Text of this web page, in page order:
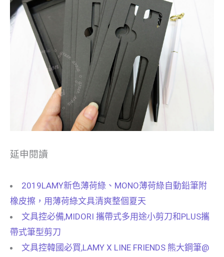
延申閱讀
2019LAMY新色薄荷綠、MONO薄荷綠自動鉛筆附
橡皮擦，用薄荷綠文具清爽整個夏天
文具控必備,MIDORI 攜帶式多用途小剪刀和PLUS攜
帶式筆型剪刀
文具控韓國必買,LAMY X LINE FRIENDS 熊大鋼筆@